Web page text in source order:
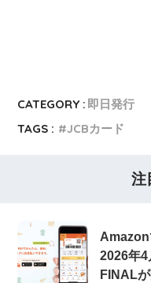
CATEGORY : 即日発行
TAGS :
JCBカード
注
Amazon
2026年4
FINAL